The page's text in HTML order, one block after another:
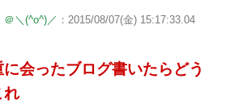
＼(^o^)／ ：2015/08/07(金) 15:17:33.04
会ったブログ書いたらどう
れ